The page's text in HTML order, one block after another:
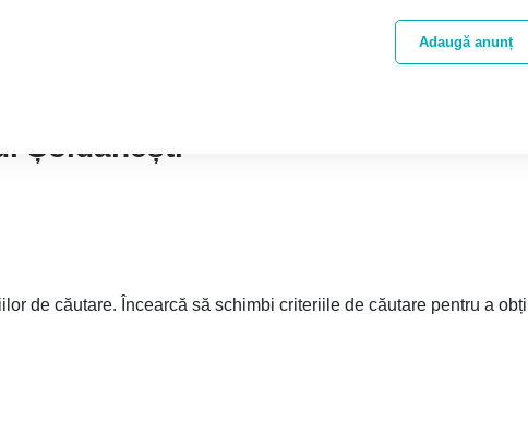
Adaugă anunț
Șoldanești
de căutare. Încearcă să schimbi criteriile de căutare pentru a